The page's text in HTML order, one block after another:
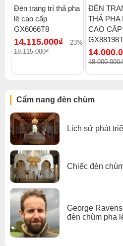
Click để xem thêm chiết khấu,
đèn chùm.
Xem thêm:Đèn chùm hiện đại,
Đèn chùm pha lê
Đèn chùm
Đèn chùm đèn chùm gx lighting
Đèn trang trí thả pha
lê cao cấp
GX6066T8
14.115.000₫
-23%
18.115.000₫
ĐÈN
THẢ PHA
CAO CẤP
18.000.000₫
Cẩm nang đèn chùm
Lịch sử phát
Chiếc đèn
George
đèn chùm pha